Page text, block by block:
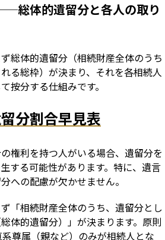
総体的遺留分と各人の取り
総体的遺留分（相続財産全体のうち
る総枠）が決まり、それを各相続人
按分する仕組みです。
分割合早見表
権利を持つ人がいる場合、遺留分を
する可能性があります。特に、遺言
への配慮が欠かせません。
「相続財産全体のうち、遺留分とし
体的遺留分）」が決まります。原則
尊属（親など）のみが相続人とな